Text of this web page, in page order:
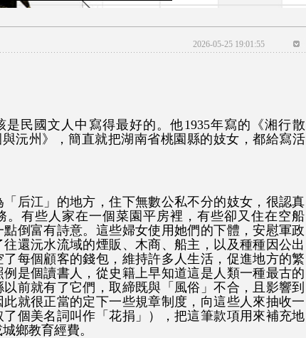
2026-05-25 19:01:55
是民國文人中寫得最好的。他1935年寫的《湘行散
沅州》，簡直就把湖南省桃園縣的妓女，都給寫活
「后江」的地方，住下無數公私不分的妓女，很認真
。有些人家在一個菜園平房裡，有些卻又住在空船
倒富有詩意。這些婦女使用她們的下體，安慰軍政
還沅水流域的煙販、木商、船主，以及種種因公出
了每個顧客的錢包，維持許多人生活，促進地方的繁
是個讀書人，從史籍上早知道這是人類一種最古的
前就有了它們，取締既與「風俗」不合，且影響到
就很正當的定下一些規章制度，向這些人來抽收一
了個美名詞叫作「花捐」），把這筆款項用來補充地
鄉教育經費。